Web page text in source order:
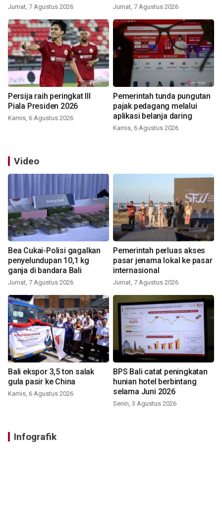
Jumat, 7 Agustus 2026 Jumat, 7 Agustus 2026
Persija raih peringkat III
Piala Presiden 2026
Kamis, 6 Agustus 2026
Pemerintah tunda pungutan
pajak pedagang melalui
aplikasi belanja daring
Kamis, 6 Agustus 2026
Video
Bea Cukai-Polisi gagalkan
penyelundupan 10,1 kg
ganja di bandara Bali
Jumat, 7 Agustus 2026
Pemerintah perluas akses
pasar jenama lokal ke pasar
internasional
Jumat, 7 Agustus 2026
Bali ekspor 3,5 ton salak
gula pasir ke China
Kamis, 6 Agustus 2026
BPS Bali catat peningkatan
hunian hotel berbintang
selama Juni 2026
Senin, 3 Agustus 2026
Infografik